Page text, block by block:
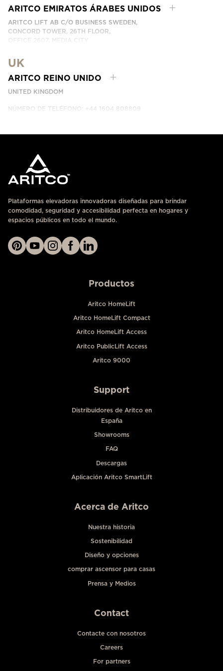
CONTÁCTANOS
ARITCO EMIRATOS ÁRABES UNIDOS
ARITCO LIFT AB C/O BUSINESS SWEDEN,
CONCORD TOWER, 26TH FLOOR,
OFFICE 2607, MEDIA CITY
CONTÁCTANOS
UK
ARITCO REINO UNIDO
UNITED KINGDOM
NÚMERO DE TELÉFONO: +44 1604 808809
Plataformas elevadoras innovadoras diseñadas para brindar
comodidad, seguridad y accesibilidad perfecta en hogares y
espacios públicos en todo el mundo.
Productos
Aritco HomeLift
Aritco HomeLift Compact
Aritco HomeLift Access
Aritco PublicLift Access
Aritco 9000
Support
Distribuidores de Aritco en
España
Showrooms
FAQ
Descargas
Aplicación Aritco SmartLift
Acerca de Aritco
Nuestra historia
Sostenibilidad
Diseño y opciones
comprar ascensor para casas
Prensa y Medios
Contact
Contacte con nosotros
Careers
For partners